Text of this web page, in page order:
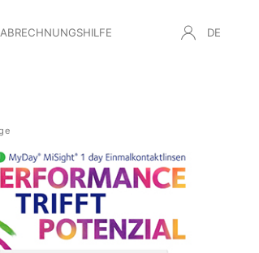
ABRECHNUNGSHILFE DE